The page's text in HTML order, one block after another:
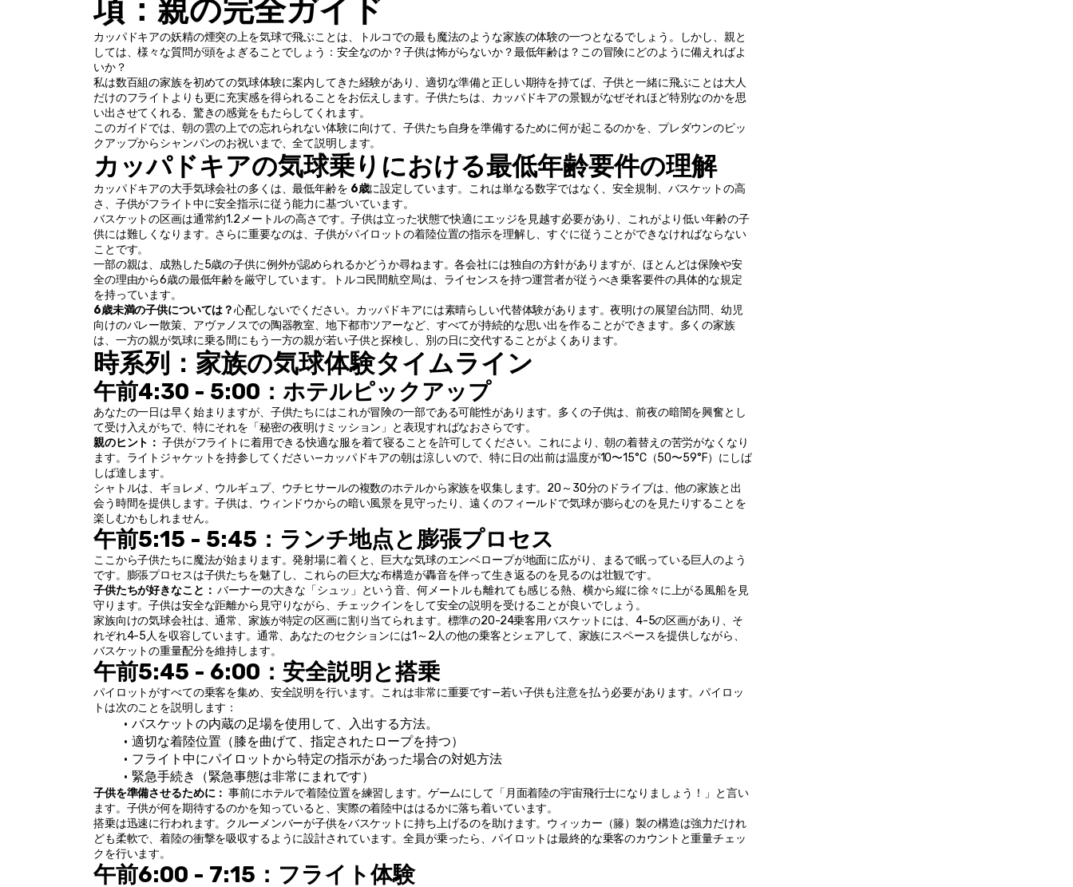
項：親の完全ガイド
カッパドキアの妖精の煙突の上を気球で飛ぶことは、トルコでの最も魔法のような家族の体験の一つとなるでしょう。しかし、親と
しては、様々な質問が頭をよぎることでしょう：安全なのか？子供は怖がらないか？最低年齢は？この冒険にどのように備えればよ
いか？
私は数百組の家族を初めての気球体験に案内してきた経験があり、適切な準備と正しい期待を持てば、子供と一緒に飛ぶことは大人
だけのフライトよりも更に充実感を得られることをお伝えします。子供たちは、カッパドキアの景観がなぜそれほど特別なのかを思
い出させてくれる、驚きの感覚をもたらしてくれます。
このガイドでは、朝の雲の上での忘れられない体験に向けて、子供たち自身を準備するために何が起こるのかを、プレダウンのピッ
クアップからシャンパンのお祝いまで、全て説明します。
カッパドキアの気球乗りにおける最低年齢要件の理解
カッパドキアの大手気球会社の多くは、最低年齢を 6歳に設定しています。これは単なる数字ではなく、安全規制、バスケットの高
さ、子供がフライト中に安全指示に従う能力に基づいています。
バスケットの区画は通常約1.2メートルの高さです。子供は立った状態で快適にエッジを見越す必要があり、これがより低い年齢の子
供には難しくなります。さらに重要なのは、子供がパイロットの着陸位置の指示を理解し、すぐに従うことができなければならない
ことです。
一部の親は、成熟した5歳の子供に例外が認められるかどうか尋ねます。各会社には独自の方針がありますが、ほとんどは保険や安
全の理由から6歳の最低年齢を厳守しています。トルコ民間航空局は、ライセンスを持つ運営者が従うべき乗客要件の具体的な規定
を持っています。
6歳未満の子供については？心配しないでください。カッパドキアには素晴らしい代替体験があります。夜明けの展望台訪問、幼児
向けのバレー散策、アヴァノスでの陶器教室、地下都市ツアーなど、すべてが持続的な思い出を作ることができます。多くの家族
は、一方の親が気球に乗る間にもう一方の親が若い子供と探検し、別の日に交代することがよくあります。
時系列：家族の気球体験タイムライン
午前4:30 - 5:00：ホテルピックアップ
あなたの一日は早く始まりますが、子供たちにはこれが冒険の一部である可能性があります。多くの子供は、前夜の暗闇を興奮とし
て受け入えがちで、特にそれを「秘密の夜明けミッション」と表現すればなおさらです。
親のヒント： 子供がフライトに着用できる快適な服を着て寝ることを許可してください。これにより、朝の着替えの苦労がなくなり
ます。ライトジャケットを持参してください—カッパドキアの朝は涼しいので、特に日の出前は温度が10〜15°C（50〜59°F）にしば
しば達します。
シャトルは、ギョレメ、ウルギュプ、ウチヒサールの複数のホテルから家族を収集します。20～30分のドライブは、他の家族と出
会う時間を提供します。子供は、ウィンドウからの暗い風景を見守ったり、遠くのフィールドで気球が膨らむのを見たりすることを
楽しむかもしれません。
午前5:15 - 5:45：ランチ地点と膨張プロセス
ここから子供たちに魔法が始まります。発射場に着くと、巨大な気球のエンベロープが地面に広がり、まるで眠っている巨人のよう
です。膨張プロセスは子供たちを魅了し、これらの巨大な布構造が轟音を伴って生き返るのを見るのは壮観です。
子供たちが好きなこと： バーナーの大きな「シュッ」という音、何メートルも離れても感じる熱、横から縦に徐々に上がる風船を見
守ります。子供は安全な距離から見守りながら、チェックインをして安全の説明を受けることが良いでしょう。
家族向けの気球会社は、通常、家族が特定の区画に割り当てられます。標準の20-24乗客用バスケットには、4-5の区画があり、そ
れぞれ4-5人を収容しています。通常、あなたのセクションには1～2人の他の乗客とシェアして、家族にスペースを提供しながら、
バスケットの重量配分を維持します。
午前5:45 - 6:00：安全説明と搭乗
パイロットがすべての乗客を集め、安全説明を行います。これは非常に重要です—若い子供も注意を払う必要があります。パイロッ
トは次のことを説明します：
バスケットの内蔵の足場を使用して、入出する方法。
適切な着陸位置（膝を曲げて、指定されたロープを持つ）
フライト中にパイロットから特定の指示があった場合の対処方法
緊急手続き（緊急事態は非常にまれです）
子供を準備させるために： 事前にホテルで着陸位置を練習します。ゲームにして「月面着陸の宇宙飛行士になりましょう！」と言い
ます。子供が何を期待するのかを知っていると、実際の着陸中ははるかに落ち着いています。
搭乗は迅速に行われます。クルーメンバーが子供をバスケットに持ち上げるのを助けます。ウィッカー（籐）製の構造は強力だけれ
ども柔軟で、着陸の衝撃を吸収するように設計されています。全員が乗ったら、パイロットは最終的な乗客のカウントと重量チェッ
クを行います。
午前6:00 - 7:15：フライト体験